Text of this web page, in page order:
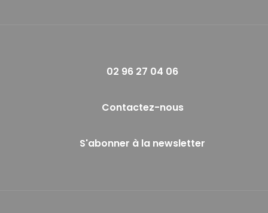
02 96 27 04 06
Contactez-nous
S'abonner à la newsletter